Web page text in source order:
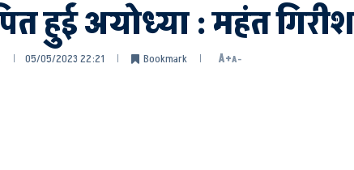
हुई अयोध्या : महंत गिरीश
05/05/2023 22:21 Bookmark A+A-